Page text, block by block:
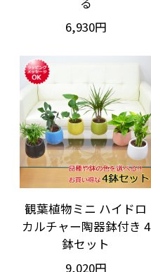
6,930円
観葉植物ミニ ハイドロ
カルチャー陶器鉢付き 4
鉢セット
9,020円